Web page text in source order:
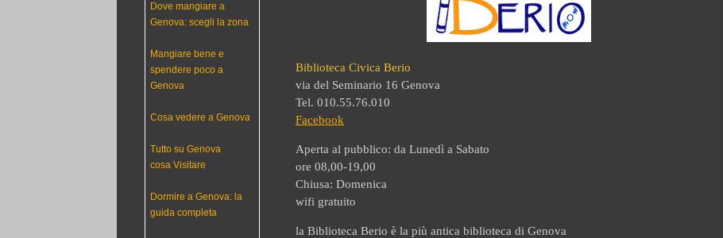
Biblioteca Civica Berio
via del Seminario 16 Genova
Tel. 010.55.76.010
Facebook
Aperta al pubblico: da Lunedì a Sabato
ore 08,00-19,00
Chiusa: Domenica
wifi gratuito
la Biblioteca Berio è la più antica biblioteca di Genova
Dove mangiare a
Genova: scegli la zona
Mangiare bene e
spendere poco a
Genova
Cosa vedere a Genova
Tutto su Genova
cosa Visitare
Dormire a Genova: la
guida completa